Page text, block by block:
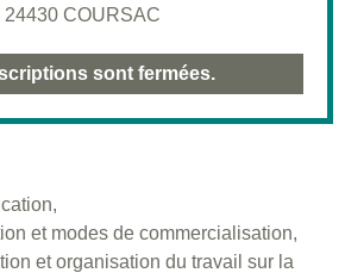
COURSAC
sont fermées.
et modes de commercialisation,
et organisation du travail sur la